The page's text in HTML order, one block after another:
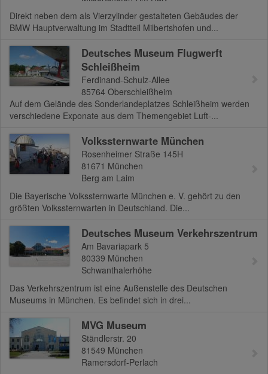
Direkt neben dem als Vierzylinder gestalteten Gebäudes der
BMW Hauptverwaltung im Stadtteil Milbertshofen und...
Deutsches Museum Flugwerft
Schleißheim
Ferdinand-Schulz-Allee
85764 Oberschleißheim
Auf dem Gelände des Sonderlandeplatzes Schleißheim werden
verschiedene Exponate aus dem Themengebiet Luft-...
Volkssternwarte München
Rosenheimer Straße 145H
81671 München
Berg am Laim
Die Bayerische Volkssternwarte München e. V. gehört zu den
größten Volkssternwarten in Deutschland. Die...
Deutsches Museum Verkehrszentrum
Am Bavariapark 5
80339 München
Schwanthalerhöhe
Das Verkehrszentrum ist eine Außenstelle des Deutschen
Museums in München. Es befindet sich in drei...
MVG Museum
Ständlerstr. 20
81549 München
Ramersdorf-Perlach